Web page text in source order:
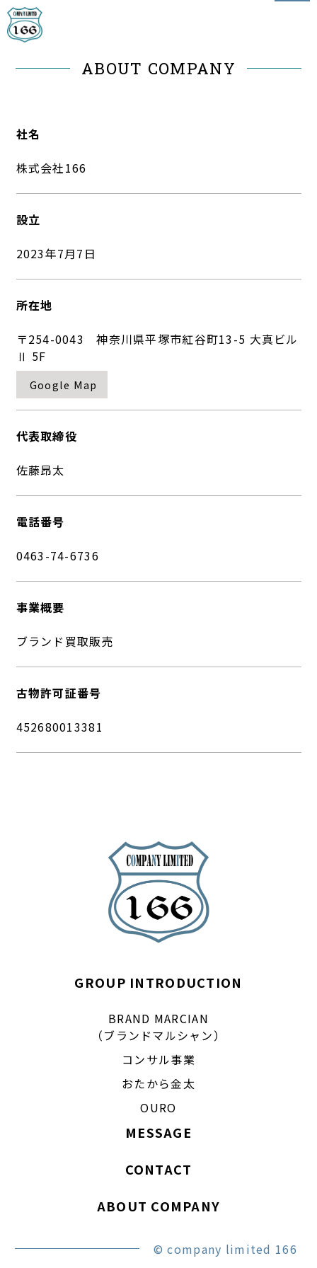
ABOUT COMPANY
社名
株式会社166
設立
2023年7月7日
所在地
〒254-0043 神奈川県平塚市紅谷町13-5 大真ビル
Ⅱ 5F
Google Map
代表取締役
佐藤昂太
電話番号
0463-74-6736
事業概要
ブランド買取販売
古物許可証番号
452680013381
GROUP INTRODUCTION
BRAND MARCIAN
（ブランドマルシャン）
コンサル事業
おたから金太
OURO
MESSAGE
CONTACT
ABOUT COMPANY
© company limited 166